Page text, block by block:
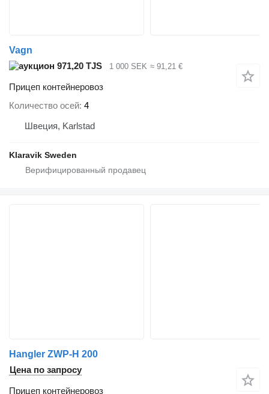
Vagn
971,20 TJS
1 000 SEK ≈ 91,21 €
Прицеп контейнеровоз
Количество осей 4
Швеция, Karlstad
Klaravik Sweden
Hangler ZWP-H 200
Цена по запросу
Прицеп контейнеровоз